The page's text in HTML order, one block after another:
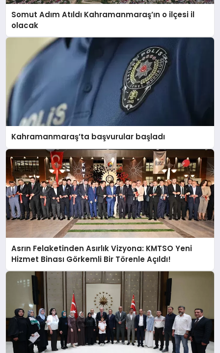
Somut Adım Atıldı Kahramanmaraş’ın o ilçesi il
olacak
Kahramanmaraş’ta başvurular başladı
Asrın Felaketinden Asırlık Vizyona: KMTSO Yeni
Hizmet Binası Görkemli Bir Törenle Açıldı!